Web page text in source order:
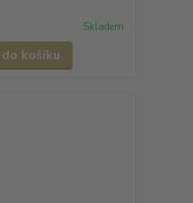
Skladem
košíku